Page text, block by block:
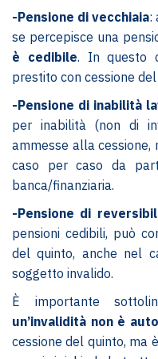
-Pensione di vecchiaia:
se percepisce una
è cedibile. In questo
prestito con cessione
-Pensione di inabilità
per inabilità (non di
ammesse alla cessione,
caso per caso da
banca/finanziaria.
-Pensione di
pensioni cedibili, può
del quinto, anche nel
soggetto invalido.
È importante
un’invalidità non è
cessione del quinto, ma